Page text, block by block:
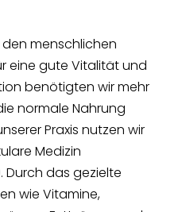
menschlichen
eine gute Vitalität und
benötigten wir mehr
normale Nahrung
Praxis nutzen wir
Medizin
Durch das gezielte
wie Vitamine,